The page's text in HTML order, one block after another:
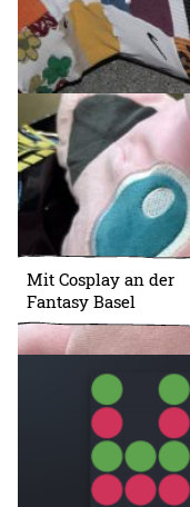
Mit Cosplay an der
Fantasy Basel